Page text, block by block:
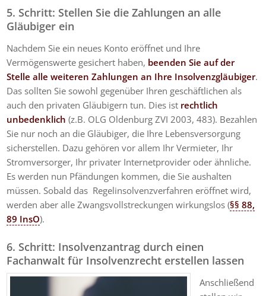
5. Schritt: Stellen Sie die Zahlungen an alle
Gläubiger ein
Nachdem Sie ein neues Konto eröffnet und Ihre
Vermögenswerte gesichert haben, beenden Sie auf der
Stelle alle weiteren Zahlungen an Ihre Insolvenzgläubiger.
Das sollten Sie sowohl gegenüber Ihren geschäftlichen als
auch den privaten Gläubigern tun. Dies ist rechtlich
unbedenklich (z.B. OLG Oldenburg ZVI 2003, 483). Bezahlen
Sie nur noch an die Gläubiger, die Ihre Lebensversorgung
sicherstellen. Dazu gehören vor allem Ihr Vermieter, Ihr
Stromversorger, Ihr privater Internetprovider oder ähnliche.
Es werden nun Pfändungen kommen, die Sie aushalten
müssen. Sobald das Regelinsolvenzverfahren eröffnet wird,
werden aber alle Zwangsvollstreckungen wirkungslos (§§ 88,
89 InsO).
6. Schritt: Insolvenzantrag durch einen
Fachanwalt für Insolvenzrecht erstellen lassen
Anschließend